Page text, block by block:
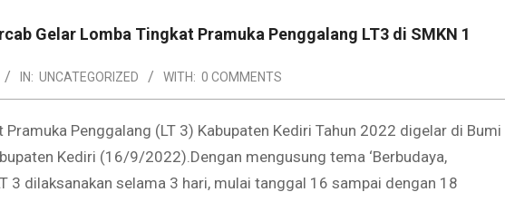
Gelar Lomba Tingkat Pramuka Penggalang LT3 di SMKN 1
IN: UNCATEGORIZED WITH: 0 COMMENTS
Penggalang (LT 3) Kabupaten Kediri Tahun 2022 digelar di Bumi
Kediri (16/9/2022).Dengan mengusung tema ‘Berbudaya,
3 dilaksanakan selama 3 hari, mulai tanggal 16 sampai dengan 18